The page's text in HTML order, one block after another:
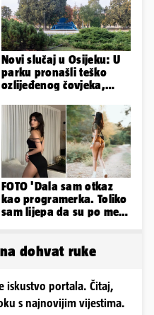
Novi slučaj u Osijeku: U
parku pronašli teško
ozlijeđenog čovjeka,
FOTO 'Dala sam otkaz
kao programerka. Toliko
sam lijepa da su po meni
dohvat ruke
iskustvo portala. Čitaj,
s najnovijim vijestima.